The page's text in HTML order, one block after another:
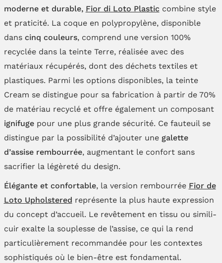
moderne et durable, Fior di Loto Plastic combine style
et praticité. La coque en polypropylène, disponible
dans cinq couleurs, comprend une version 100%
recyclée dans la teinte Terre, réalisée avec des
matériaux récupérés, dont des déchets textiles et
plastiques. Parmi les options disponibles, la teinte
Cream se distingue pour sa fabrication à partir de 70%
de matériau recyclé et offre également un composant
ignifugepour une plus grande sécurité. Ce fauteuil se
distingue par la possibilité d’ajouter une galette
d’assise rembourrée, augmentant le confort sans
sacrifier la légèreté du design.
Élégante et confortable, la version rembourrée Fior de
Loto Upholstered représente la plus haute expression
du concept d’accueil. Le revêtement en tissu ou simili-
cuir exalte la souplesse de l’assise, ce qui la rend
particulièrement recommandée pour les contextes
sophistiqués où le bien-être est fondamental.